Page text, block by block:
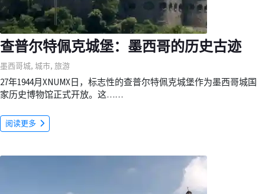
查普尔特佩克城堡：墨西哥的历史古迹
墨西哥城, 城市, 旅游
27年1944月XNUMX日，标志性的查普尔特佩克城堡作为墨西哥城国
家历史博物馆正式开放。这……
阅读更多